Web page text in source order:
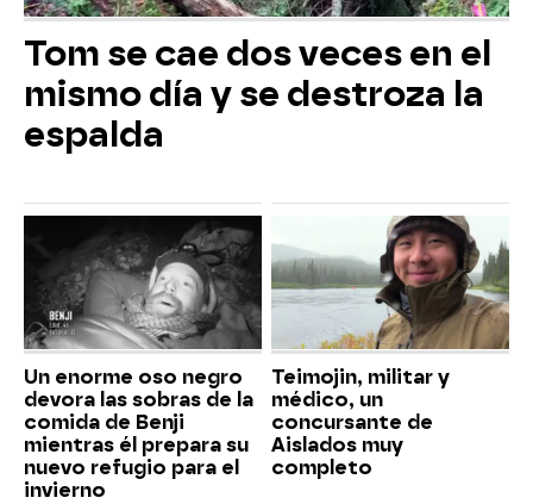
Tom se cae dos veces en el
mismo día y se destroza la
espalda
Un enorme oso negro
devora las sobras de la
comida de Benji
mientras él prepara su
nuevo refugio para el
invierno
Teimojin, militar y
médico, un
concursante de
Aislados muy
completo